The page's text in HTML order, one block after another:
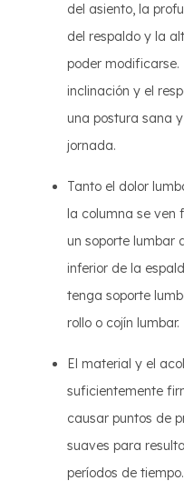
del asiento, la
del respaldo y la
poder
inclinación y el
una postura sana
jornada.
Tanto el dolor
la columna se ven
un soporte lumbar
inferior de la
tenga soporte
rollo o cojín lumbar.
El material y el
suficientemente
causar puntos de
suaves para
períodos de